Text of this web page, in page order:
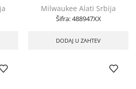
Milwaukee Alati Srbija
Šifra:488947XX
DODAJ U ZAHTEV